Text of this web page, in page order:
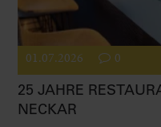
01.07.2026 0
25 JAHRE
NECKAR